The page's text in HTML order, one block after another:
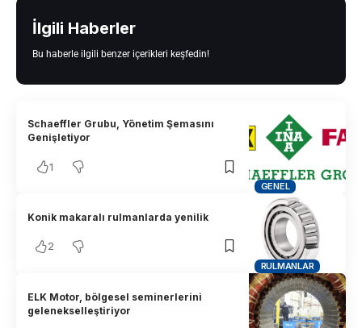
İlgili Haberler
Bu haberle ilgili benzer içerikleri keşfedin!
GENEL
Schaeffler Grubu, Yönetim Şemasını
Genişletiyor
1
RULMANLAR
Konik makaralı rulmanlarda yenilik
2
ELK Motor, bölgesel seminerlerini
gelenekselleştiriyor